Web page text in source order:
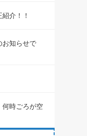
介！！
お知らせで
何時ごろが空